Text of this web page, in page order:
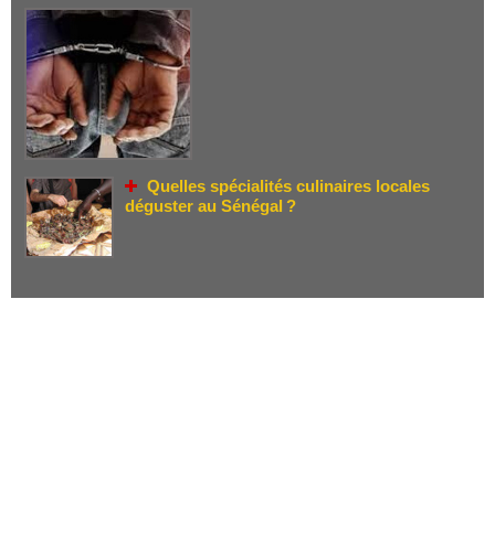
Quelles spécialités culinaires locales
déguster au Sénégal ?